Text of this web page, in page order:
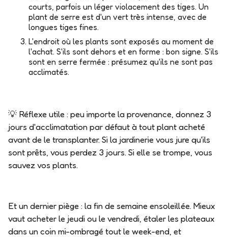
courts, parfois un léger violacement des tiges. Un
plant de serre est d'un vert très intense, avec de
longues tiges fines.
L'endroit où les plants sont exposés au moment de
l'achat. S'ils sont dehors et en forme : bon signe. S'ils
sont en serre fermée : présumez qu'ils ne sont pas
acclimatés.
💡 Réflexe utile : peu importe la provenance, donnez 3
jours d'acclimatationpar défaut à tout plant acheté
avant de le transplanter. Si la jardinerie vous jure qu'ils
sont prêts, vous perdez 3 jours. Si elle se trompe, vous
sauvez vos plants.
Et un dernier piège : la fin de semaine ensoleillée. Mieux
vautacheter le jeudi ou le vendredi , étaler les plateaux
dans un coin mi-ombragé tout le week-end, et